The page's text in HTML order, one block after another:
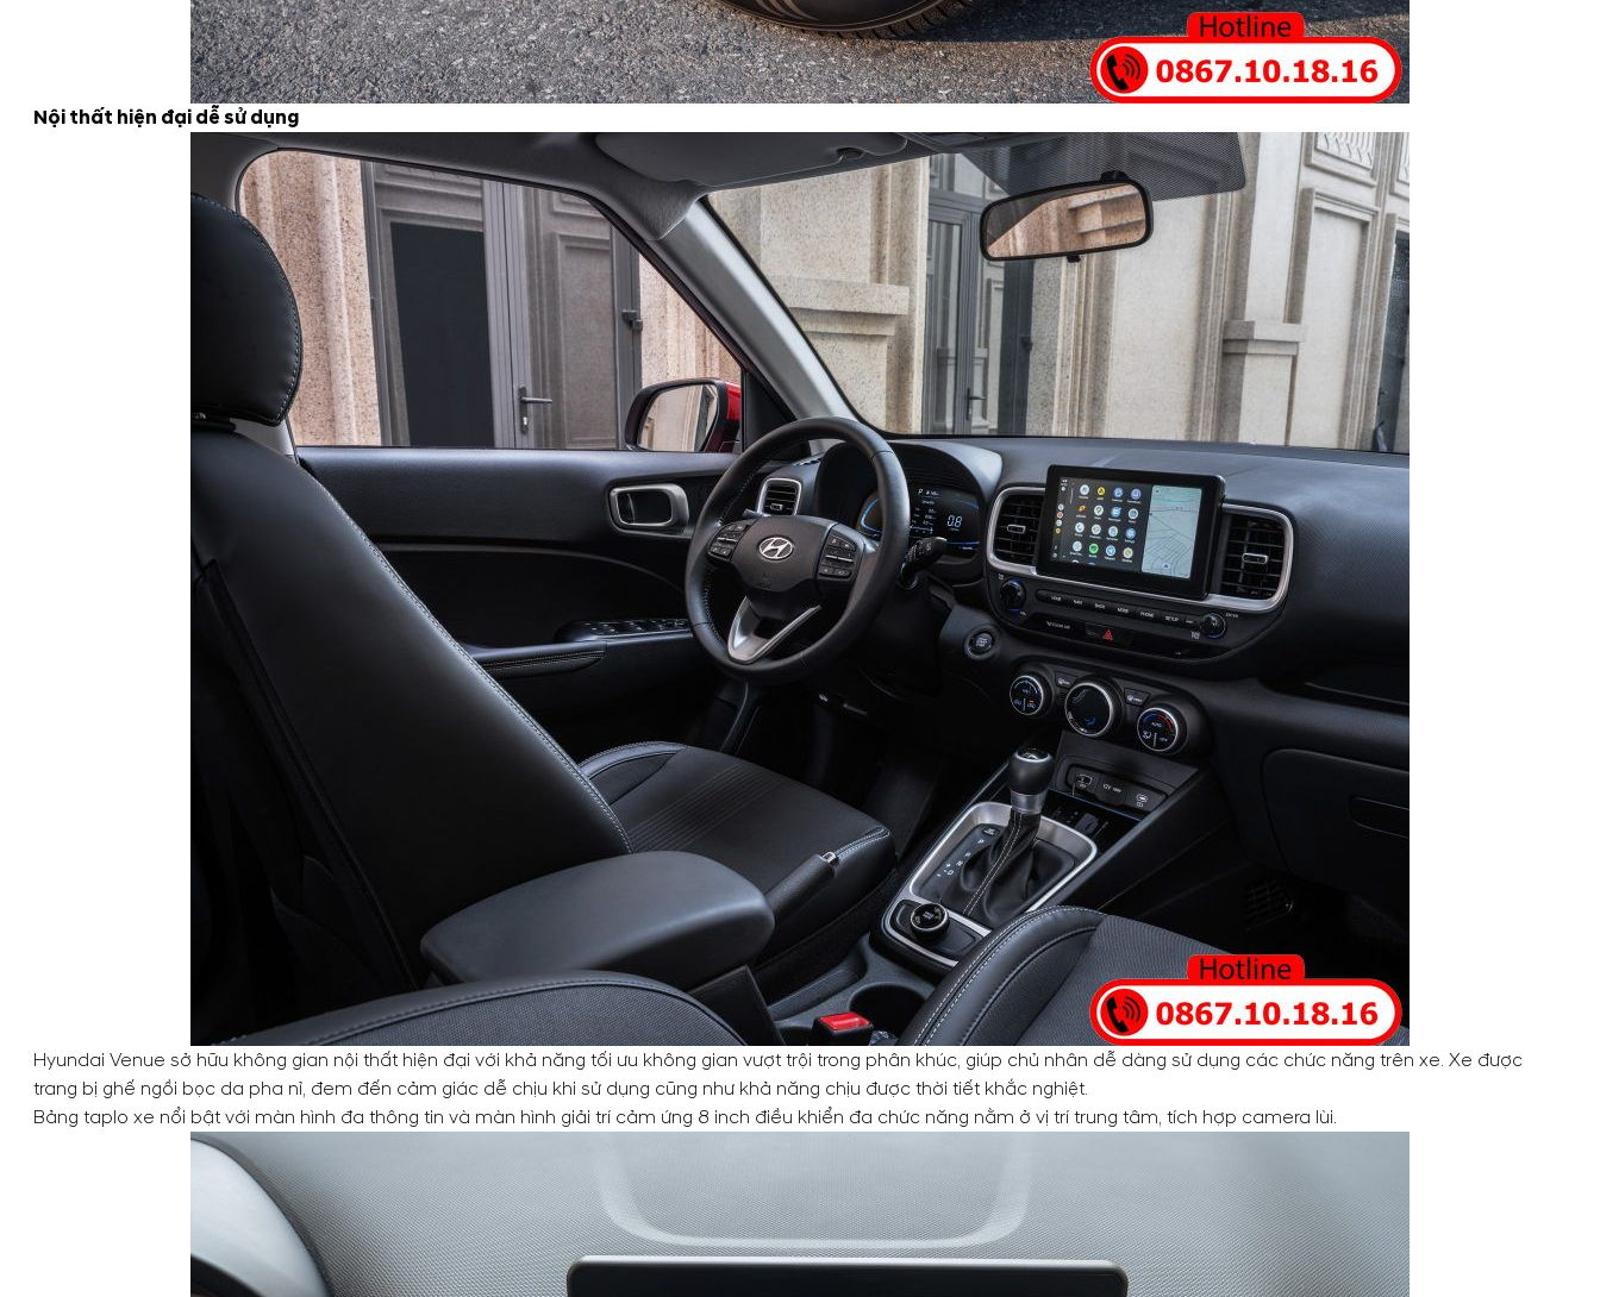
Nội thất hiện đại dễ sử dụng
Hyundai Venue sở hữu không gian nội thất hiện đại với khả năng tối ưu không gian vượt trội trong phân khúc, giúp chủ nhân dễ dàng sử dụng các chức năng trên xe. Xe được
trang bị ghế ngồi bọc da pha nỉ, đem đến cảm giác dễ chịu khi sử dụng cũng như khả năng chịu được thời tiết khắc nghiệt.
Bảng taplo xe nổi bật với màn hình đa thông tin và màn hình giải trí cảm ứng 8 inch điều khiển đa chức năng nằm ở vị trí trung tâm, tích hợp camera lùi.